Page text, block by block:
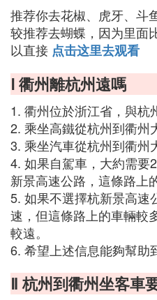
推荐你去花椒、虎牙、斗
较推荐去蝴蝶，因为里面
以直接 点击这里去观看
Ⅰ 衢州離杭州遠嗎
1. 衢州位於浙江省，與杭
2. 乘坐高鐵從杭州到衢州
3. 乘坐汽車從杭州到衢州
4. 如果自駕車，大約需要
新景高速公路，這條路上
5. 如果不選擇杭新景高速
速，但這條路上的車輛較
較遠。
6. 希望上述信息能夠幫助
Ⅱ 杭州到衢州坐客車